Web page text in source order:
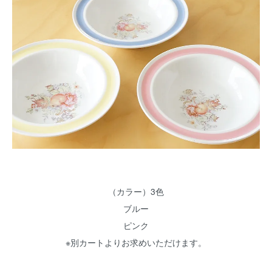
（カラー）3色
ブルー
ピンク
※別カートよりお求めいただけます。